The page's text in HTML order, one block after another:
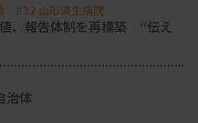
#32 山形済生病院
、報告体制を再構築 “伝え
治体